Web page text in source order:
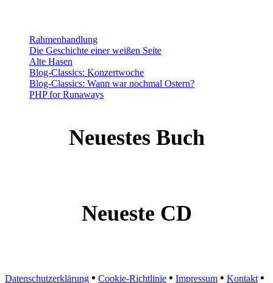
Rahmenhandlung
Die Geschichte einer weißen Seite
Alte Hasen
Blog-Classics: Konzertwoche
Blog-Classics: Wann war nochmal Ostern?
PHP for Runaways
Neuestes Buch
Neueste CD
Datenschutzerklärung • Cookie-Richtlinie • Impressum • Kontakt •